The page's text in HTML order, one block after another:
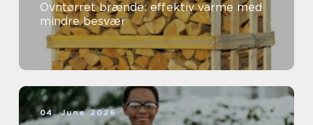
Ovntørret brænde: effektiv varme med
mindre besvær
04. June 2026